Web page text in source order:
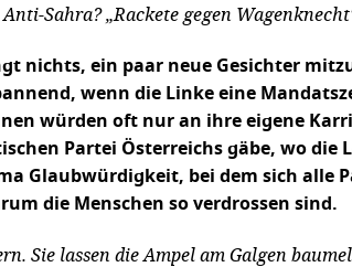
Anti-Sahra? „Rackete gegen
nichts, ein paar neue Gesichter
wenn die Linke eine
würden oft nur an ihre eigene
Partei Österreichs gäbe, wo die
Glaubwürdigkeit, bei dem sich alle
die Menschen so verdrossen sind.
Sie lassen die Ampel am Galgen